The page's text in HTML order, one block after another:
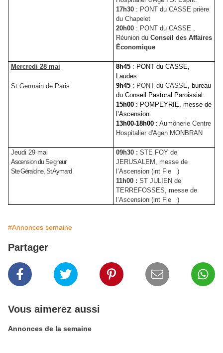
17h30: PONT du CASSE prière
du Chapelet
20h00: PONT du CASSE ,
Réunion du Conseil des Affaires
Économique
Mercredi 28 mai
St Germain de Paris
8h45 : PONT du CASSE,
Laudes
9h45 : PONT du CASSE, bureau
du Conseil Pastoral Paroissial.
15h00 : POMPEYRIE, messe de
l’Ascension.
13h00-18h00 : Aumônerie Centre
Hospitalier d'Agen MONBRAN
Jeudi 29 mai
Ascension du Seigneur
Ste Géraldine, St Aymard
09h30 : STE FOY de
JERUSALEM, messe de
l’Ascension (int Fle )
11h00 : ST JULIEN de
TERREFOSSES, messe de
l’Ascension (int Fle )
#Annonces semaine
Partager
Vous aimerez aussi
Annonces de la semaine